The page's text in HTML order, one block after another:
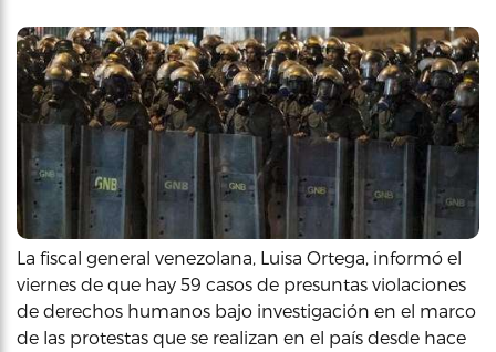
La fiscal general venezolana, Luisa Ortega, informó el
viernes de que hay 59 casos de presuntas violaciones
de derechos humanos bajo investigación en el marco
de las protestas que se realizan en el país desde hace